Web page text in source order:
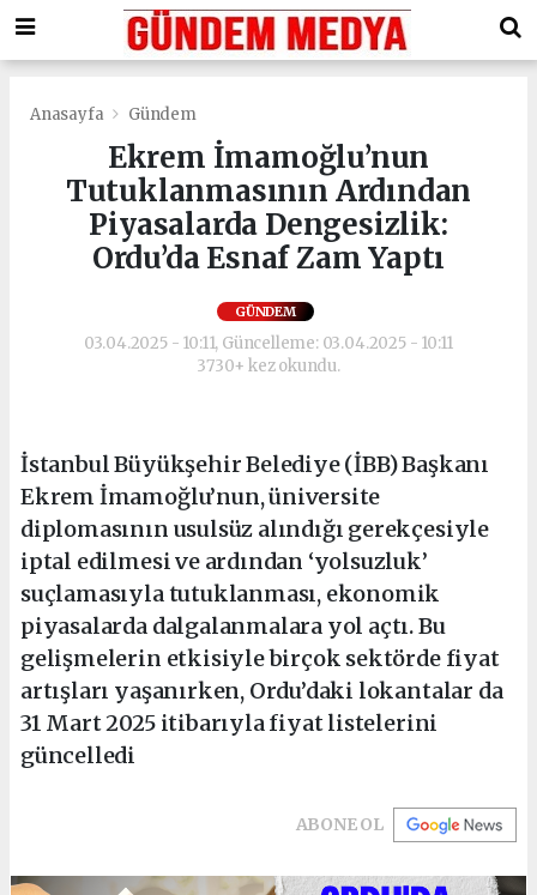
Anasayfa Gündem
Ekrem İmamoğlu’nun
Tutuklanmasının Ardından
Piyasalarda Dengesizlik:
Ordu’da Esnaf Zam Yaptı
GÜNDEM
03.04.2025 - 10:11, Güncelleme: 03.04.2025 - 10:11
3730+ kez okundu.
İstanbul Büyükşehir Belediye (İBB) Başkanı
Ekrem İmamoğlu’nun, üniversite
diplomasının usulsüz alındığı gerekçesiyle
iptal edilmesi ve ardından ‘yolsuzluk’
suçlamasıyla tutuklanması, ekonomik
piyasalarda dalgalanmalara yol açtı. Bu
gelişmelerin etkisiyle birçok sektörde fiyat
artışları yaşanırken, Ordu’daki lokantalar da
31 Mart 2025 itibarıyla fiyat listelerini
güncelledi
ABONE OL